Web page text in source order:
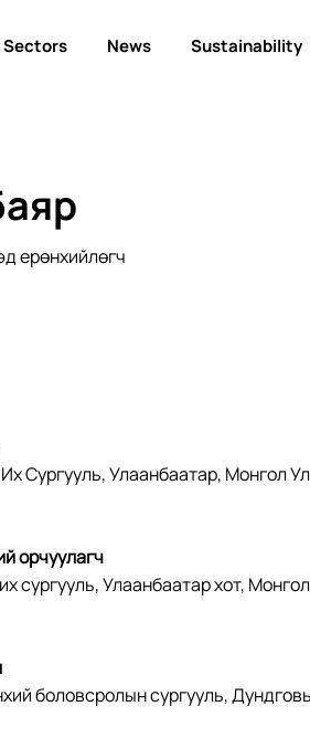
Sectors News Sustainability
ерөнхийлөгч
Сургууль, Улаанбаатар, Монгол
орчуулагч
сургууль, Улаанбаатар хот,
боловсролын сургууль,